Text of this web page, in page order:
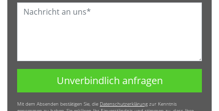
Nachricht:*
Unverbindlich anfragen
Mit dem Absenden bestätigen Sie, die Datenschutzerklärung zur Kenntnis